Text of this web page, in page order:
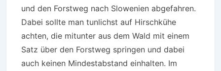
und den Forstweg nach Slowenien abgefahren.
Dabei sollte man tunlichst auf Hirschkühe
achten, die mitunter aus dem Wald mit einem
Satz über den Forstweg springen und dabei
auch keinen Mindestabstand einhalten. Im